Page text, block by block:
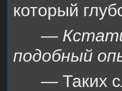
который
—
подобный
— Таких